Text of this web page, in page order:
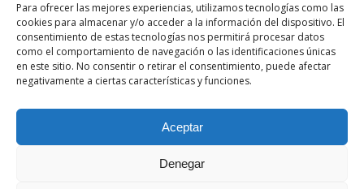
Para ofrecer las mejores experiencias, utilizamos tecnologías como las
cookies para almacenar y/o acceder a la información del dispositivo. El
consentimiento de estas tecnologías nos permitirá procesar datos
como el comportamiento de navegación o las identificaciones únicas
en este sitio. No consentir o retirar el consentimiento, puede afectar
negativamente a ciertas características y funciones.
Aceptar
Denegar
admin@clinicadentalbenicasim.com